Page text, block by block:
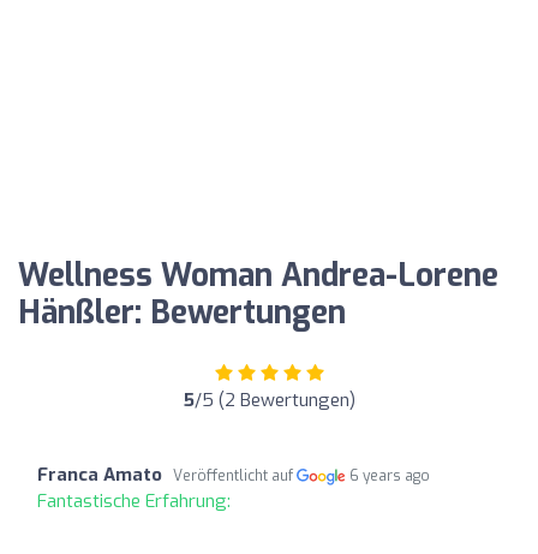
Wellness Woman Andrea-Lorene
Hänßler: Bewertungen
5/5 (2 Bewertungen)
Franca Amato Veröffentlicht auf 6 years ago
Fantastische Erfahrung: